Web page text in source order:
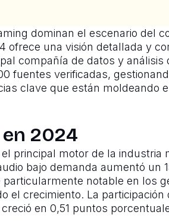
dominan el escenario del
ofrece una visión detallada y
compañía de datos y análisis
fuentes verificadas,
clave que están moldeando
2024
principal motor de la industria
bajo demanda aumentó un
notable en los
el crecimiento. La participación
en 0,51 puntos